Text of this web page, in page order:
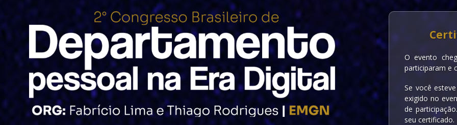
O evento
participaram e
Se você
exigido no
de
seu certificado.